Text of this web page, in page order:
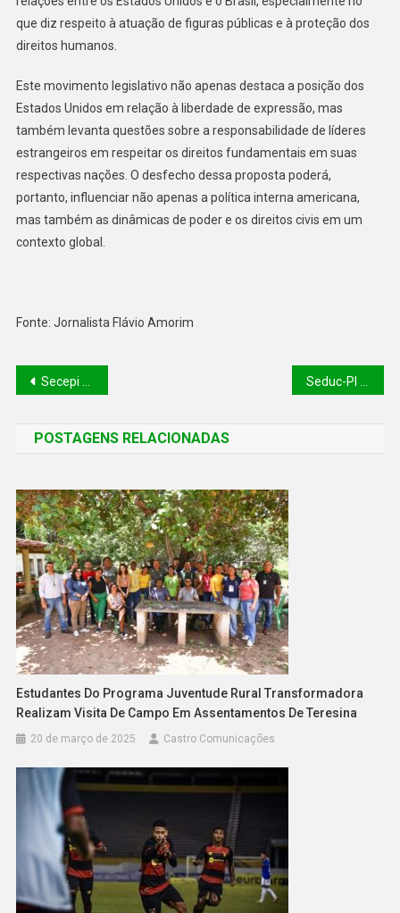
que diz respeito à atuação de figuras públicas e à proteção dos
direitos humanos.
Este movimento legislativo não apenas destaca a posição dos
Estados Unidos em relação à liberdade de expressão, mas
também levanta questões sobre a responsabilidade de líderes
estrangeiros em respeitar os direitos fundamentais em suas
respectivas nações. O desfecho dessa proposta poderá,
portanto, influenciar não apenas a política interna americana,
mas também as dinâmicas de poder e os direitos civis em um
contexto global.
Fonte: Jornalista Flávio Amorim
Secepi divulga resultado preliminar do Bolsa Atleta Piauí 2025
POSTAGENS RELACIONADAS
Estudantes Do Programa Juventude Rural Transformadora
Realizam Visita De Campo Em Assentamentos De Teresina
20 de março de 2025 Castro Comunicações